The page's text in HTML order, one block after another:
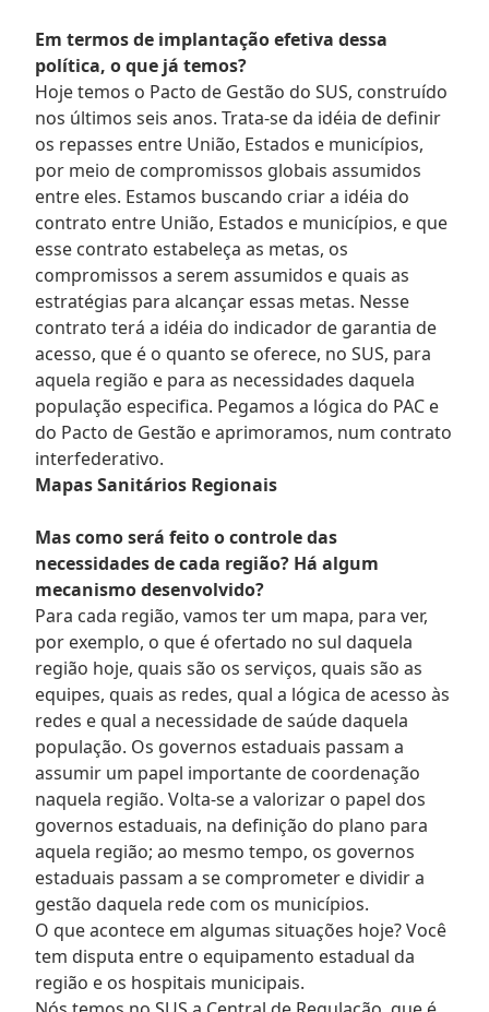
Em termos de implantação efetiva dessa
política, o que já temos?
Hoje temos o Pacto de Gestão do SUS, construído
nos últimos seis anos. Trata-se da idéia de definir
os repasses entre União, Estados e municípios,
por meio de compromissos globais assumidos
entre eles. Estamos buscando criar a idéia do
contrato entre União, Estados e municípios, e que
esse contrato estabeleça as metas, os
compromissos a serem assumidos e quais as
estratégias para alcançar essas metas. Nesse
contrato terá a idéia do indicador de garantia de
acesso, que é o quanto se oferece, no SUS, para
aquela região e para as necessidades daquela
população especifica. Pegamos a lógica do PAC e
do Pacto de Gestão e aprimoramos, num contrato
interfederativo.
Mapas Sanitários Regionais
Mas como será feito o controle das
necessidades de cada região? Há algum
mecanismo desenvolvido?
Para cada região, vamos ter um mapa, para ver,
por exemplo, o que é ofertado no sul daquela
região hoje, quais são os serviços, quais são as
equipes, quais as redes, qual a lógica de acesso às
redes e qual a necessidade de saúde daquela
população. Os governos estaduais passam a
assumir um papel importante de coordenação
naquela região. Volta-se a valorizar o papel dos
governos estaduais, na definição do plano para
aquela região; ao mesmo tempo, os governos
estaduais passam a se comprometer e dividir a
gestão daquela rede com os municípios.
O que acontece em algumas situações hoje? Você
tem disputa entre o equipamento estadual da
região e os hospitais municipais.